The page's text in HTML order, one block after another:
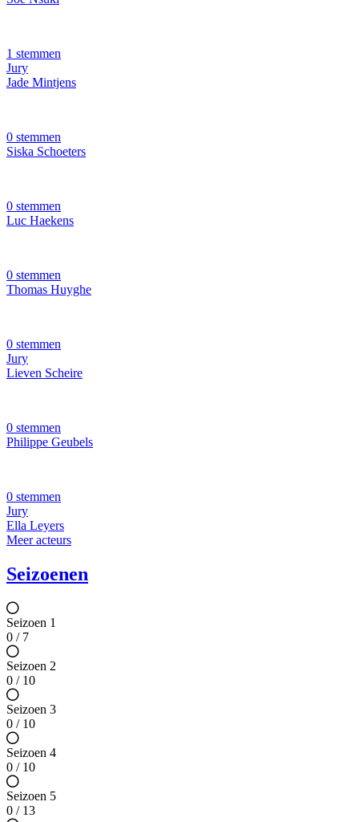
1 stemmen
Jury
Jade Mintjens
0 stemmen
Siska Schoeters
0 stemmen
Luc Haekens
0 stemmen
Thomas Huyghe
0 stemmen
Jury
Lieven Scheire
0 stemmen
Philippe Geubels
0 stemmen
Jury
Ella Leyers
Meer acteurs
Seizoenen
Seizoen 1
0 / 7
Seizoen 2
0 / 10
Seizoen 3
0 / 10
Seizoen 4
0 / 10
Seizoen 5
0 / 13